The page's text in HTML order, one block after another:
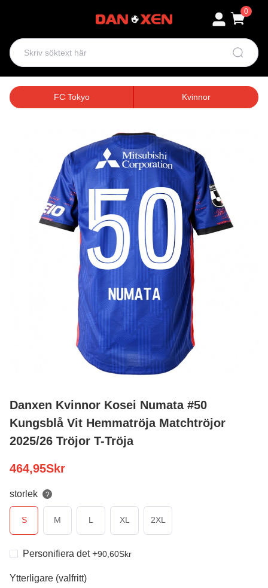
0
FC Tokyo Kvinnor
Danxen Kvinnor Kosei Numata #50
Kungsblå Vit Hemmatröja Matchtröjor
2025/26 Tröjor T-Tröja
464,95Skr
storlek ?
S M L XL 2XL
Personifiera det+90,60Skr
Ytterligare (valfritt)